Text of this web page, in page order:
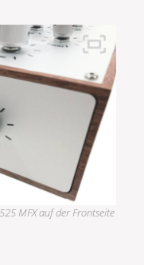
MFX auf der Frontseite